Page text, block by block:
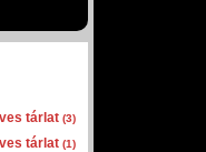
tárlat (3)
tárlat (1)